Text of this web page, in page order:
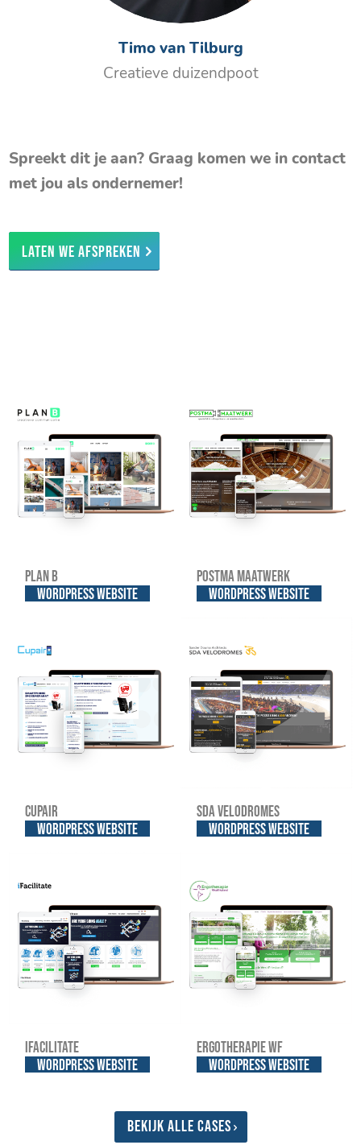
Timo van Tilburg
Creatieve duizendpoot
Spreekt dit je aan? Graag komen we in contact
met jou als ondernemer!
Laten we afspreken
Plan B
WordPress website
Postma Maatwerk
WordPress website
Cupair
WordPress website
SDA Velodromes
WordPress website
iFacilitate
WordPress website
Ergotherapie WF
WordPress website
Bekijk alle cases